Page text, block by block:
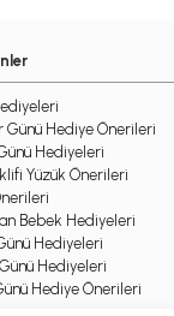
Günü Hediye Önerileri
Hediyeleri
Yüzük Önerileri
Bebek Hediyeleri
Hediyeleri
Hediyeleri
Hediye Önerileri